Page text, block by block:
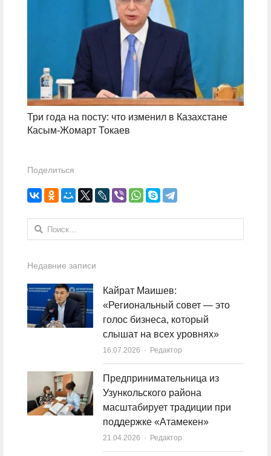
Три года на посту: что изменил в Казахстане
Касым-Жомарт Токаев
Поделиться
Найти:
Недавние записи
Кайрат Маишев:
«Региональный совет — это
голос бизнеса, который
слышат на всех уровнях»
16.07.2026 Author
Редактор
Предпринимательница из
Узункольского района
масштабирует традиции при
поддержке «Атамекен»
21.04.2026 Author
Редактор